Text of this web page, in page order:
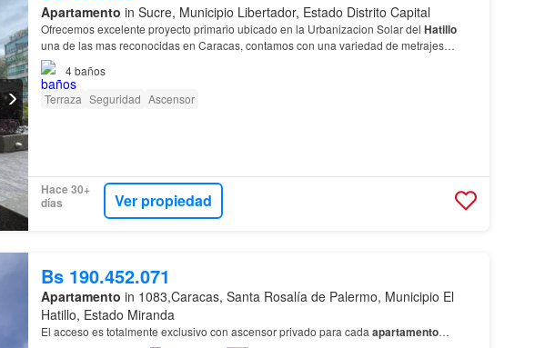
Apartamento in Sucre, Municipio Libertador, Estado Distrito Capital
Ofrecemos excelente proyecto primario ubicado en la Urbanizacion Solar del Hatillo
una de las mas reconocidas en Caracas, contamos con una variedad de metrajes
disponible dependiendo de las necesidades de cada cliente, cada p…
4baños
Terraza Seguridad Ascensor
Hace 30+
días
Ver propiedad
Bs 190.452.071
Apartamento in 1083,Caracas, Santa Rosalía de Palermo, Municipio El
Hatillo, Estado Miranda
El acceso es totalmente exclusivo con ascensor privado para cada apartamento…